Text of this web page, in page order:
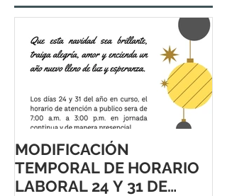
MODIFICACIÓN
TEMPORAL DE HORARIO
LABORAL 24 Y 31 DE